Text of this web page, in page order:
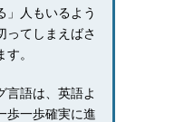
」人もいるよう
ってしまえばさ
。
言語は、英語よ
歩一歩確実に進